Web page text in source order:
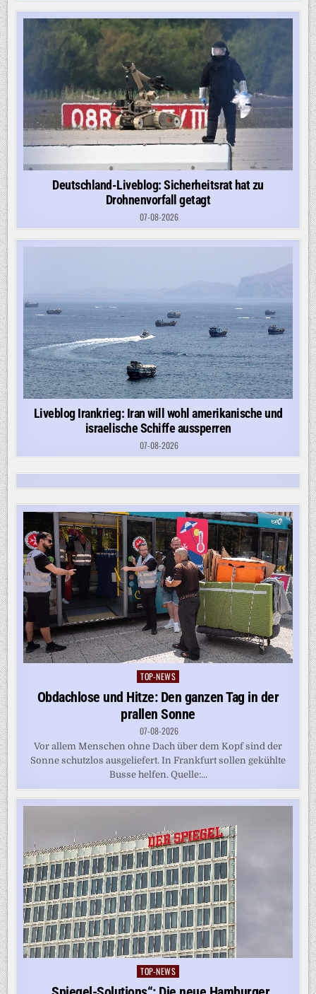
Deutschland-Liveblog: Sicherheitsrat hat zu
Drohnenvorfall getagt
07-08-2026
Liveblog Irankrieg: Iran will wohl amerikanische und
israelische Schiffe aussperren
07-08-2026
Posted
in
TOP-NEWS
Obdachlose und Hitze: Den ganzen Tag in der
prallen Sonne
07-08-2026
Vor allem Menschen ohne Dach über dem Kopf sind der
Sonne schutzlos ausgeliefert. In Frankfurt sollen gekühlte
Busse helfen. Quelle:...
Posted
TOP-NEWS